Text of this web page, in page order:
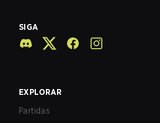
SIGA
EXPLORAR
Partidas